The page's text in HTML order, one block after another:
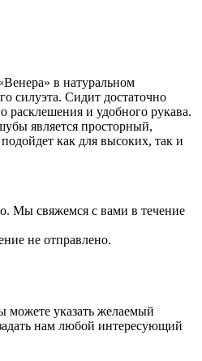
в натуральном
силуэта. Сидит достаточно
расклешения и удобного рукава.
является просторный,
как для высоких, так и
Мы свяжемся с вами в течение
не отправлено.
можете указать желаемый
нам любой интересующий